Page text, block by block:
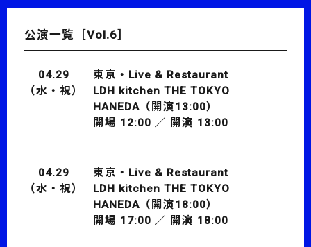
公演一覧［Vol.6］
04.29
（水・祝）
東京・Live & Restaurant
LDH kitchenTHE TOKYO
HANEDA（開演13:00）
開場 12:00 ／ 開演 13:00
04.29
（水・祝）
東京・Live & Restaurant
LDH kitchenTHE TOKYO
HANEDA（開演18:00）
開場 17:00 ／ 開演 18:00